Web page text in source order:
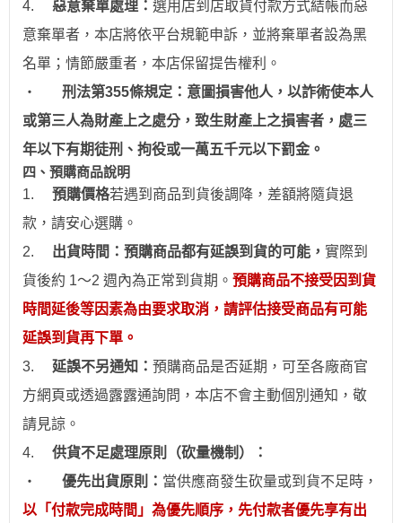
4. 惡意棄單處理： 選用 店到店取貨付款方式結帳而惡
意棄單者，本店將依平台規範申訴，並將棄單者設為黑
名單；情節嚴重者， 本店保留提告權利 。
‧
刑法第355條規定：意圖損害他人，以詐術使本人
或第三人為財產上之處分，致生財產上之損害者，處三
年以下有期徒刑、拘役或一萬五千元以下罰金。
四、預購商品說明
1.
預購價格若遇到 商品到貨後調降，差額將隨貨退
款，請安心選購。
2.
出貨時間：預購商品都有延誤到貨的可能， 實際到
貨後約 1～2 週內為正常到貨期。 預購商品不接受因到貨
時間延後等因素為由要求取消，請評估接受商品有可能
延誤到貨再下單。
3.
延誤不另通知： 預購商品是否延期，可至各廠商官
方網頁或透過露露通詢問，本店不會主動個別通知 ，敬
請見諒。
4.
供貨不足處理原則（砍量機制）：
‧
優先出貨原則： 當供應商發生砍量或到貨不足時，
以「付款完成時間」為優先順序，先付款者優先享有出